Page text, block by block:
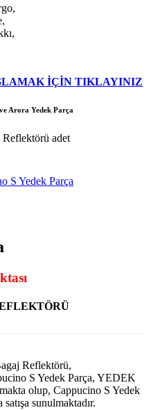
İÇİN TIKLAYINIZ
Arora Yedek Parça
adet
S Yedek Parça
Reflektörü,
S Yedek Parça, YEDEK
olup, Cappucino S Yedek
sunulmaktadır.